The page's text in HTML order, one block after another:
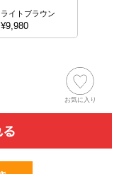
ライトブラウン
¥9,980
お気に入り